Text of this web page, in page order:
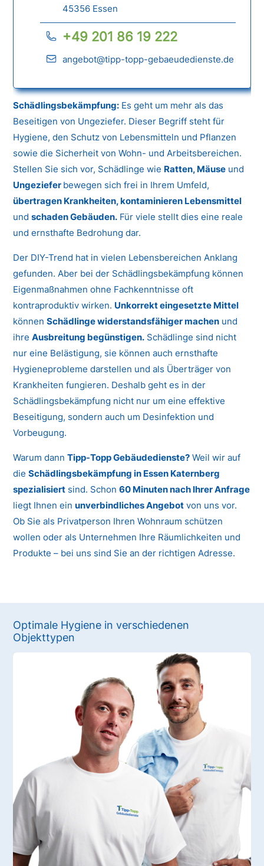
45356 Essen
+49 201 86 19 222
angebot@tipp-topp-gebaeudedienste.de
Schädlingsbekämpfung: Es geht um mehr als das
Beseitigen von Ungeziefer. Dieser Begriff steht für
Hygiene, den Schutz von Lebensmitteln und Pflanzen
sowie die Sicherheit von Wohn- und Arbeitsbereichen.
Stellen Sie sich vor, Schädlinge wie Ratten, Mäuse und
Ungeziefer bewegen sich frei in Ihrem Umfeld,
übertragen Krankheiten, kontaminieren Lebensmittel
undschaden Gebäuden. Für viele stellt dies eine reale
und ernsthafte Bedrohung dar.
Der DIY-Trend hat in vielen Lebensbereichen Anklang
gefunden. Aber bei der Schädlingsbekämpfung können
Eigenmaßnahmen ohne Fachkenntnisse oft
kontraproduktiv wirken. Unkorrekt eingesetzte Mittel
könnenSchädlinge widerstandsfähiger machen und
ihreAusbreitung begünstigen. Schädlinge sind nicht
nur eine Belästigung, sie können auch ernsthafte
Hygieneprobleme darstellen und als Überträger von
Krankheiten fungieren. Deshalb geht es in der
Schädlingsbekämpfung nicht nur um eine effektive
Beseitigung, sondern auch um Desinfektion und
Vorbeugung.
Warum dannTipp-Topp Gebäudedienste? Weil wir auf
dieSchädlingsbekämpfung in Essen Katernberg
spezialisiert sind. Schon60 Minuten nach Ihrer Anfrage
liegt Ihnen ein unverbindliches Angebot von uns vor.
Ob Sie als Privatperson Ihren Wohnraum schützen
wollen oder als Unternehmen Ihre Räumlichkeiten und
Produkte – bei uns sind Sie an der richtigen Adresse.
Optimale Hygiene in verschiedenen
Objekttypen